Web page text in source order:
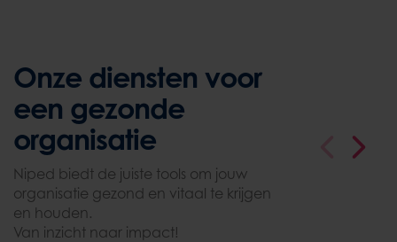
Onze diensten voor
een gezonde
organisatie
Niped biedt de juiste tools om jouw
organisatie gezond en vitaal te krijgen
en houden.
Van inzicht naar impact!